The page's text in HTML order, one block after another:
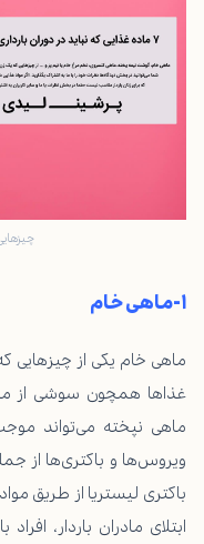
۱-ماهی خام
ماهی خام یکی از چیزهایی
غذاها همچون سوشی از
ماهی نپخته می‌تواند
ویروس‌ها و باکتری‌ها از
باکتری لیستریا از طریق